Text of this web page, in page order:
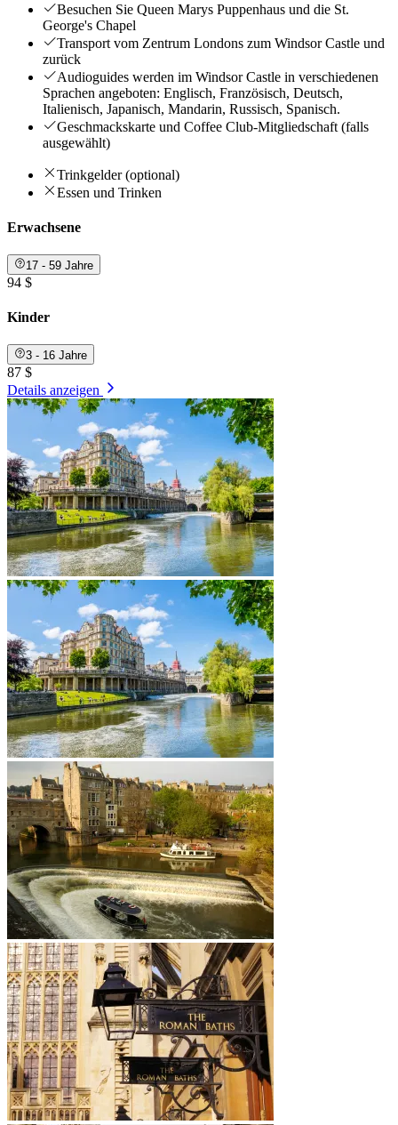
Besuchen Sie Queen Marys Puppenhaus und die St.
George's Chapel
Transport vom Zentrum Londons zum Windsor Castle und
zurück
Audioguides werden im Windsor Castle in verschiedenen
Sprachen angeboten: Englisch, Französisch, Deutsch,
Italienisch, Japanisch, Mandarin, Russisch, Spanisch.
Geschmackskarte und Coffee Club-Mitgliedschaft (falls
ausgewählt)
Trinkgelder (optional)
Essen und Trinken
Erwachsene
17 - 59 Jahre
94 $
Kinder
3 - 16 Jahre
87 $
Details anzeigen